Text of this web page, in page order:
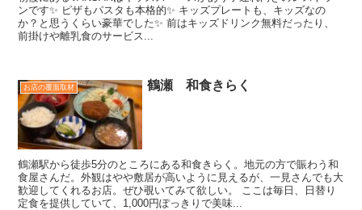
ンです✨ ピザもパスタも本格的✨ キッズプレートも、キッズなの
か？と思うくらい豪華でした✨ 前はキッズドリンク無料だったり、
前掛けや離乳食のサービス...
お店の覆面取材 鶴瀬 和食きらく
鶴瀬駅から徒歩5分のところにある和食きらく。地元の方で賑わう和
食屋さんだ。外観はやや敷居が高いように見えるが、一見さんでも大
歓迎してくれるお店。ぜひ覗いてみて欲しい。 ここは毎日、日替り
定食を提供していて、1,000円ぽっきりで美味...